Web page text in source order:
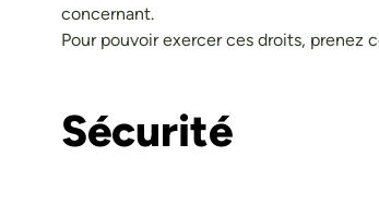
concernant.
Pour pouvoir exercer ces droits, prenez
Sécurité